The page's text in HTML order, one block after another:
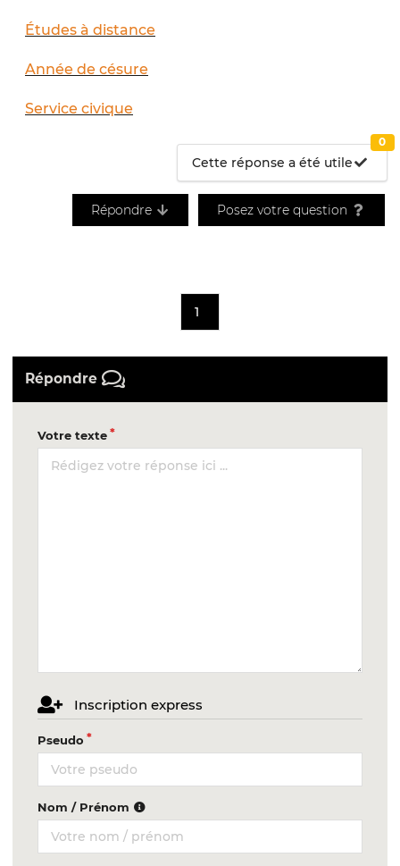
Études à distance
Année de césure
Service civique
Cette réponse a été utile
0
Répondre Posez votre question
1
Répondre
Votre texte
Inscription express
Pseudo
Nom / Prénom